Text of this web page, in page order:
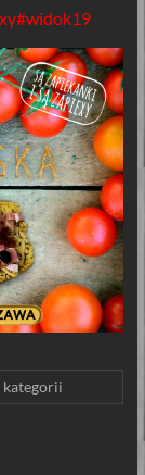
#widok19
kategorii